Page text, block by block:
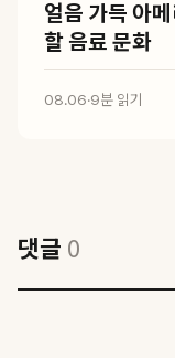
얼음 가득 아
할 음료 문화
08.06·9분 읽기
댓글 0